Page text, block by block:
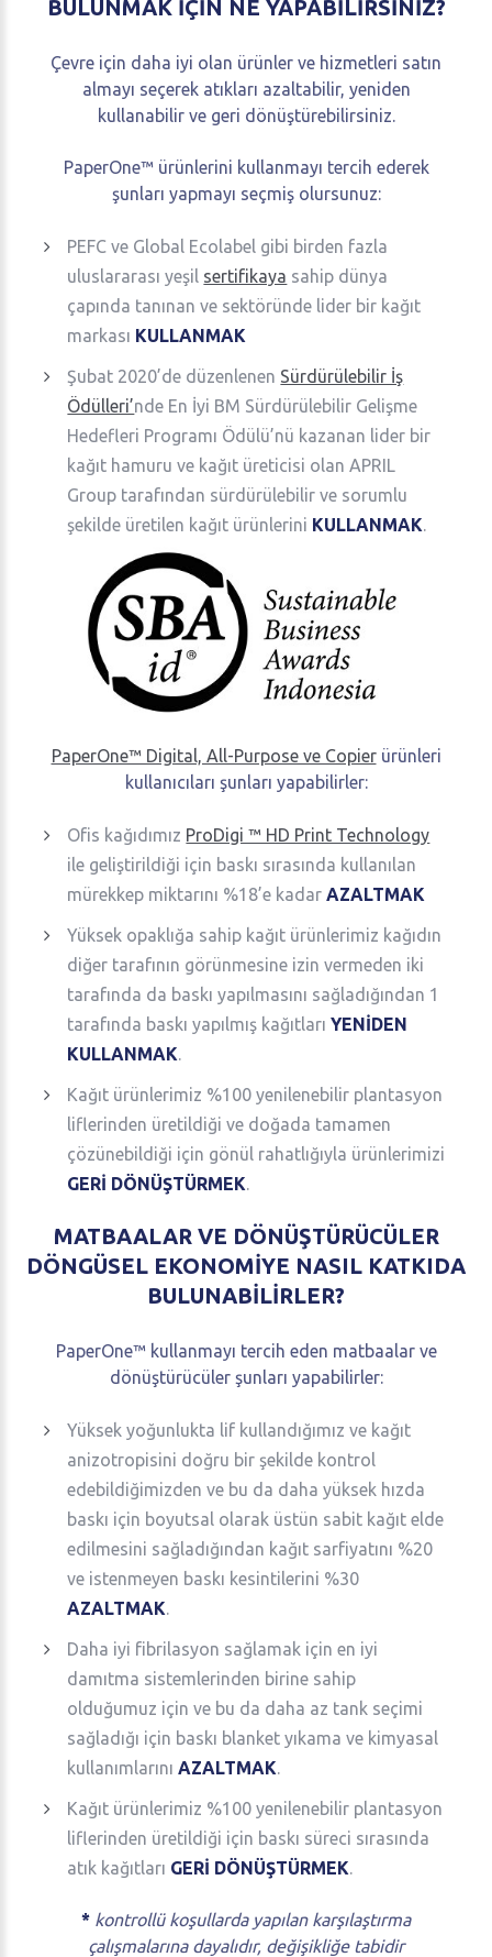
BULUNMAK İÇİN NE YAPABİLİRSİNİZ?
Çevre için daha iyi olan ürünler ve hizmetleri satın
almayı seçerek atıkları azaltabilir, yeniden
kullanabilir ve geri dönüştürebilirsiniz.
PaperOne™ ürünlerini kullanmayı tercih ederek
şunları yapmayı seçmiş olursunuz:
PEFC ve Global Ecolabel gibi birden fazla
uluslararası yeşil sertifikaya sahip dünya
çapında tanınan ve sektöründe lider bir kağıt
markası KULLANMAK
Şubat 2020’de düzenlenen Sürdürülebilir İş
Ödülleri’nde En İyi BM Sürdürülebilir Gelişme
Hedefleri Programı Ödülü’nü kazanan lider bir
kağıt hamuru ve kağıt üreticisi olan APRIL
Group tarafından sürdürülebilir ve sorumlu
şekilde üretilen kağıt ürünlerini KULLANMAK.
PaperOne™ Digital, All-Purpose ve Copierürünleri
kullanıcıları şunları yapabilirler:
Ofis kağıdımız ProDigi ™ HD Print Technology
ile geliştirildiği için baskı sırasında kullanılan
mürekkep miktarını %18’e kadarAZALTMAK
Yüksek opaklığa sahip kağıt ürünlerimiz kağıdın
diğer tarafının görünmesine izin vermeden iki
tarafında da baskı yapılmasını sağladığından 1
tarafında baskı yapılmış kağıtlarıYENİDEN
KULLANMAK.
Kağıt ürünlerimiz %100 yenilenebilir plantasyon
liflerinden üretildiği ve doğada tamamen
çözünebildiği için gönül rahatlığıyla ürünlerimizi
GERİ DÖNÜŞTÜRMEK.
MATBAALAR VE DÖNÜŞTÜRÜCÜLER
DÖNGÜSEL EKONOMİYE NASIL KATKIDA
BULUNABİLİRLER?
PaperOne™ kullanmayı tercih eden matbaalar ve
dönüştürücüler şunları yapabilirler:
Yüksek yoğunlukta lif kullandığımız ve kağıt
anizotropisini doğru bir şekilde kontrol
edebildiğimizden ve bu da daha yüksek hızda
baskı için boyutsal olarak üstün sabit kağıt elde
edilmesini sağladığından kağıt sarfiyatını %20
ve istenmeyen baskı kesintilerini %30
AZALTMAK.
Daha iyi fibrilasyon sağlamak için en iyi
damıtma sistemlerinden birine sahip
olduğumuz için ve bu da daha az tank seçimi
sağladığı için baskı blanket yıkama ve kimyasal
kullanımlarınıAZALTMAK.
Kağıt ürünlerimiz %100 yenilenebilir plantasyon
liflerinden üretildiği için baskı süreci sırasında
atık kağıtları GERİ DÖNÜŞTÜRMEK.
* kontrollü koşullarda yapılan karşılaştırma
çalışmalarına dayalıdır, değişikliğe tabidir